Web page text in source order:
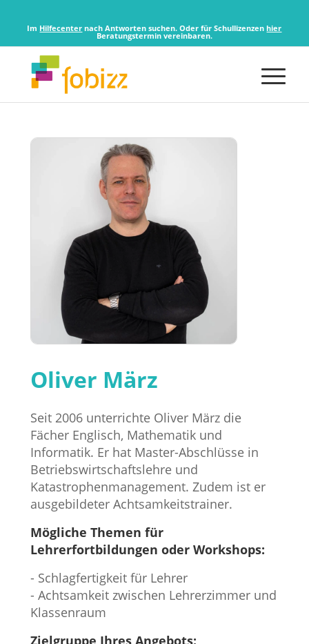
Im Hilfecenter nach Antworten suchen. Oder für Schullizenzenhier
Beratungstermin vereinbaren.
Oliver März
Seit 2006 unterrichte Oliver März die
Fächer Englisch, Mathematik und
Informatik. Er hat Master-Abschlüsse in
Betriebswirtschaftslehre und
Katastrophenmanagement. Zudem ist er
ausgebildeter Achtsamkeitstrainer.
Mögliche Themen für
Lehrerfortbildungen oder Workshops:
- Schlagfertigkeit für Lehrer
- Achtsamkeit zwischen Lehrerzimmer und
Klassenraum
Zielgruppe Ihres Angebots: